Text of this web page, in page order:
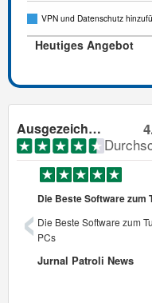
VPN und Datenschutz
Heutiges Angebot
Ausgezeichnet
Die Beste Software zum
PCs
Jurnal Patroli News
‹